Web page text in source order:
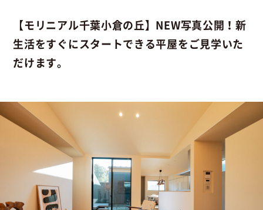
【モリニアル千葉小倉の丘】NEW写真公開！新
生活をすぐにスタートできる平屋をご見学いた
だけます。